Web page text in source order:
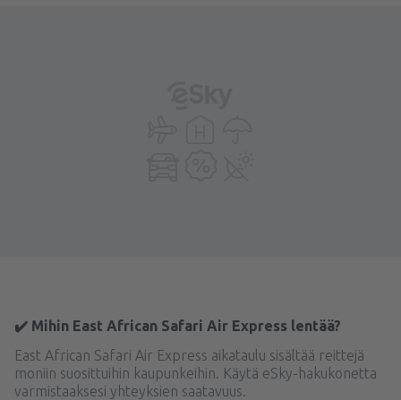
✔️ Mihin East African Safari Air Express lentää?
East African Safari Air Express aikataulu sisältää reittejä
moniin suosittuihin kaupunkeihin. Käytä eSky-hakukonetta
varmistaaksesi yhteyksien saatavuus.